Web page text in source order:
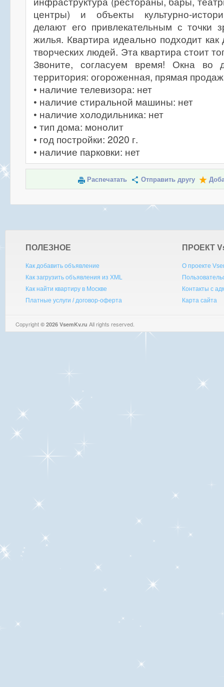
центры) и объекты культурно-
делают его привлекательным с точки
жилья. Квартира идеально подходит
творческих людей. Эта квартира стоит
Звоните, согласуем время! Окна
территория: огороженная, прямая
• наличие телевизора: нет
• наличие стиральной машины: нет
• наличие холодильника: нет
• тип дома: монолит
• год постройки: 2020 г.
• наличие парковки: нет
Распечатать Отправить другу
ПОЛЕЗНОЕ
Как добавить объявление
Как загрузить объявления из XML
Как найти квартиру в Москве
Платные услуги / договор-оферта
ПРОЕКТ V
О проекте
Контакты с
Карта сайта
Copyright © 2026 VsemKv.ru All rights reserved.